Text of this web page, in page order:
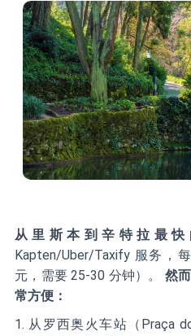
从里斯本到辛特拉最
Kapten/Uber/Taxify 服务，
元，需要 25-30 分钟）。 然
常方便：
1. 从罗西奥火车站（Praça